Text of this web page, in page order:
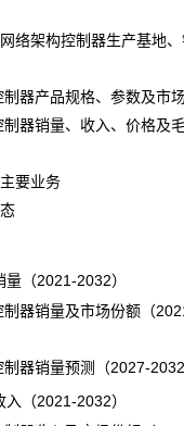
构控制器生产基地、
产品规格、参数及市
销量、收入、价格及
要业务
（2021-2032）
销量及市场份额（
销量预测（2027-
（2021-2032）